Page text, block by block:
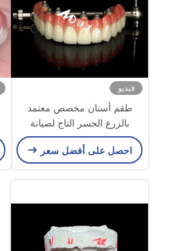
فيديو
طقم أسنان مخصص معتمد
بالزرع الجسر التاج لصيانة
الأسنان المفقودة
احصل على أفضل سعر